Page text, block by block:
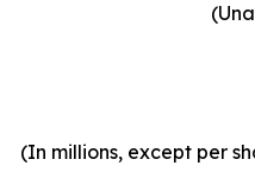
(In millions, except per